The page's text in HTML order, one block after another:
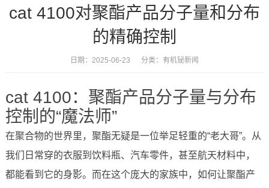
cat 4100对聚酯产品分子量和分布
的精确控制
日期：2025-06-23 分类： 有机铋新闻
cat 4100：聚酯产品分子量与分布
控制的“魔法师”
在聚合物的世界里，聚酯无疑是一位举足轻重的“老大哥”。从
我们日常穿的衣服到饮料瓶、汽车零件，甚至航天材料中，
都能看到它的身影。而在这个庞大的家族中，如何让聚酯产